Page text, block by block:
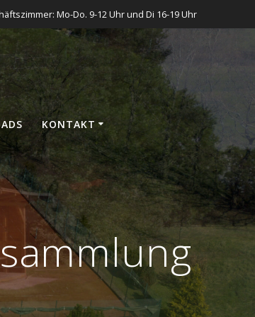
Mo-Do. 9-12 Uhr und Di 16-19 Uhr
KON­TAKT